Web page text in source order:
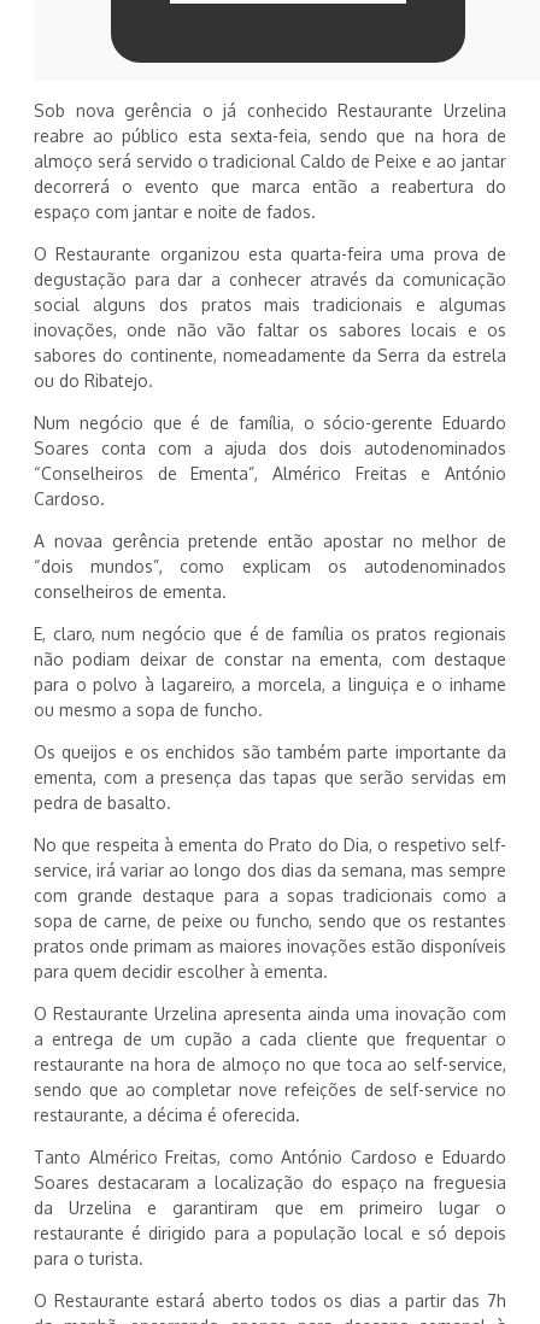
Sob nova gerência o já conhecido Restaurante Urzelina
reabre ao público esta sexta-feia, sendo que na hora de
almoço será servido o tradicional Caldo de Peixe e ao jantar
decorrerá o evento que marca então a reabertura do
espaço com jantar e noite de fados.
O Restaurante organizou esta quarta-feira uma prova de
degustação para dar a conhecer através da comunicação
social alguns dos pratos mais tradicionais e algumas
inovações, onde não vão faltar os sabores locais e os
sabores do continente, nomeadamente da Serra da estrela
ou do Ribatejo.
Num negócio que é de família, o sócio-gerente Eduardo
Soares conta com a ajuda dos dois autodenominados
“Conselheiros de Ementa”, Almérico Freitas e António
Cardoso.
A novaa gerência pretende então apostar no melhor de
“dois mundos”, como explicam os autodenominados
conselheiros de ementa.
E, claro, num negócio que é de família os pratos regionais
não podiam deixar de constar na ementa, com destaque
para o polvo à lagareiro, a morcela, a linguiça e o inhame
ou mesmo a sopa de funcho.
Os queijos e os enchidos são também parte importante da
ementa, com a presença das tapas que serão servidas em
pedra de basalto.
No que respeita à ementa do Prato do Dia, o respetivo self-
service, irá variar ao longo dos dias da semana, mas sempre
com grande destaque para a sopas tradicionais como a
sopa de carne, de peixe ou funcho, sendo que os restantes
pratos onde primam as maiores inovações estão disponíveis
para quem decidir escolher à ementa.
O Restaurante Urzelina apresenta ainda uma inovação com
a entrega de um cupão a cada cliente que frequentar o
restaurante na hora de almoço no que toca ao self-service,
sendo que ao completar nove refeições de self-service no
restaurante, a décima é oferecida.
Tanto Almérico Freitas, como António Cardoso e Eduardo
Soares destacaram a localização do espaço na freguesia
da Urzelina e garantiram que em primeiro lugar o
restaurante é dirigido para a população local e só depois
para o turista.
O Restaurante estará aberto todos os dias a partir das 7h